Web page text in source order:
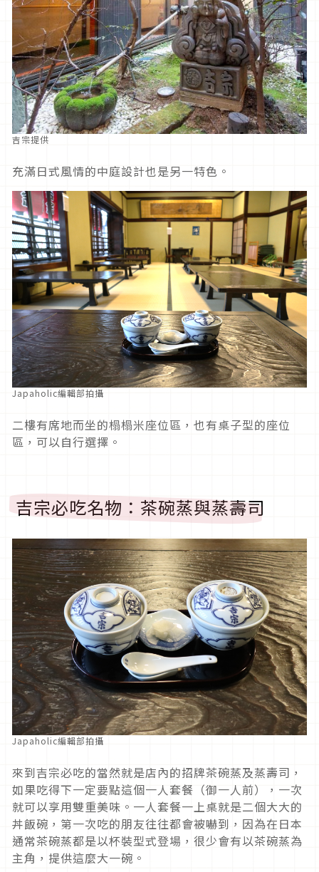
吉宗提供
充滿日式風情的中庭設計也是另一特色。
Japaholic編輯部拍攝
二樓有席地而坐的榻榻米座位區，也有桌子型的座位
區，可以自行選擇。
吉宗必吃名物：茶碗蒸與蒸壽司
Japaholic編輯部拍攝
來到吉宗必吃的當然就是店內的招牌茶碗蒸及蒸壽司，
如果吃得下一定要點這個一人套餐（御一人前），一次
就可以享用雙重美味。一人套餐一上桌就是二個大大的
丼飯碗，第一次吃的朋友往往都會被嚇到，因為在日本
通常茶碗蒸都是以杯裝型式登場，很少會有以茶碗蒸為
主角，提供這麼大一碗。